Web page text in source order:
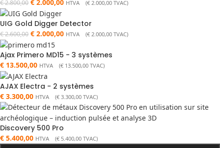
€2.800,00 € 2.000,00 HTVA (€ 2.000,00 TVAC)
UIG Gold Digger Detector
€2.600,00 € 2.000,00 HTVA (€ 2.000,00 TVAC)
Ajax Primero MD15 - 3 systèmes
€ 13.500,00 HTVA (€ 13.500,00 TVAC)
AJAX Electra - 2 systèmes
€ 3.300,00 HTVA (€ 3.300,00 TVAC)
Discovery 500 Pro
€ 5.400,00 HTVA (€ 5.400,00 TVAC)